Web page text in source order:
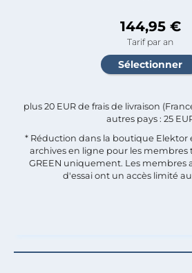
144,95 €
Tarif par an
plus 20 EUR de frais de livraison
autres pays : 25
* Réduction dans la boutique Elektor
archives en ligne pour les membres
GREEN uniquement. Les membres
d'essai ont un accès limité